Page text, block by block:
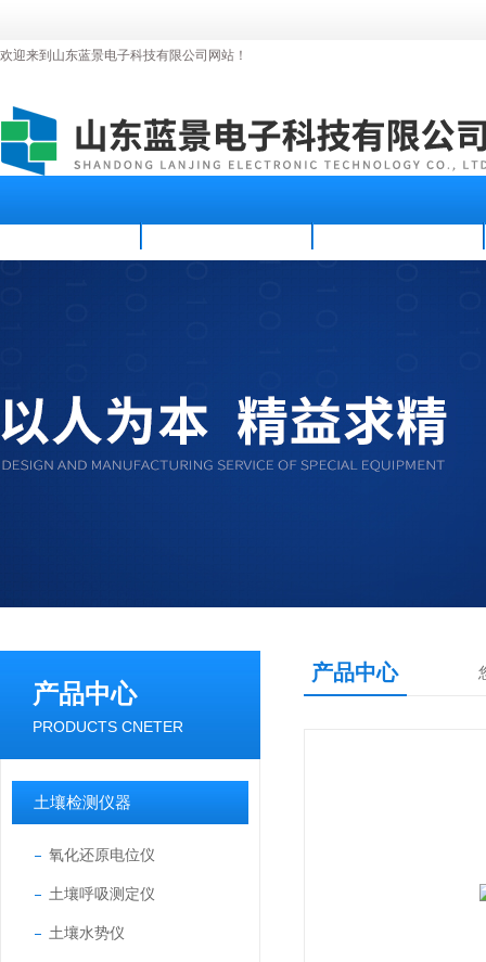
欢迎来到山东蓝景电子科技有限公司网站！
产品中心
PRODUCTS CNETER
土壤检测仪器
氧化还原电位仪
土壤呼吸测定仪
土壤水势仪
产品中心